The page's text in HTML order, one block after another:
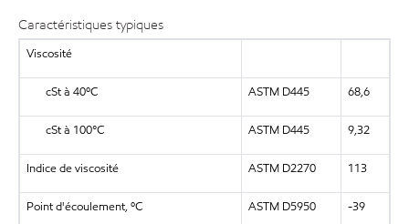
Caractéristiques typiques
Viscosité
cSt à 40ºC ASTM D445 68,6
cSt à 100°C ASTM D445 9,32
Indice de viscosité ASTM D2270 113
Point d'écoulement, ºC ASTM D5950 -39